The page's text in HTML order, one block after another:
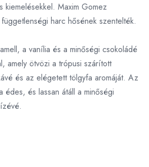
kiemelésekkel. Maxim Gomez
harc hősének szentelték.
a vanília és a minőségi csokoládé
amely ötvözi a trópusi szárított
és az elégetett tölgyfa aromáját. Az
és lassan átáll a minőségi